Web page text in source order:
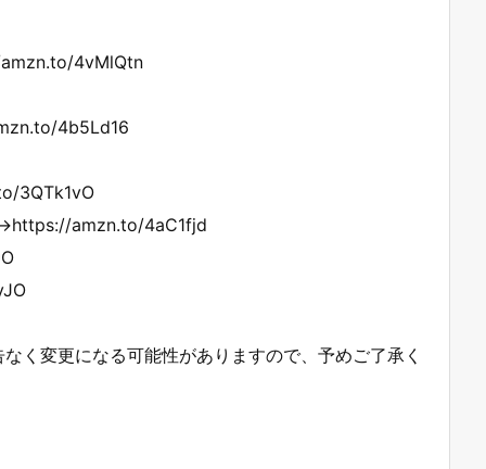
amzn.to/4vMlQtn
4b5Ld16
3QTk1vO
→https://amzn.to/4aC1fjd
く変更になる可能性がありますので、予めご了承く